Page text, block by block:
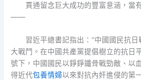
貫通留念巨大成功的豐富意涵，當
——
習近平總書記指出：“中國國民抗
大戰鬥。在中國共產黨提倡樹立的抗日
號下，中國國民以錚錚鐵骨戰勁敵、以
得近代包養情婦以來對抗內奸進侵的第